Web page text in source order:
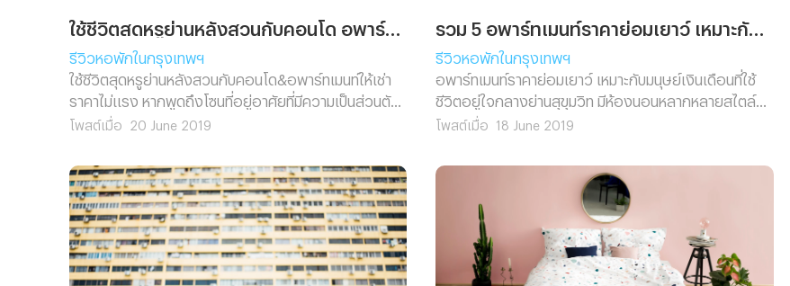
ใช้ชีวิตสุดหรูย่านหลังสวนกับคอนโด อพาร์ทเมนท์ให้เช่าราคาไม่แรง
รีวิวหอพักในกรุงเทพฯ
ใช้ชีวิตสุดหรูย่านหลังสวนกับคอนโด&อพาร์ทเมนท์ให้เช่า
ราคาไม่แรง หากพูดถึงโซนที่อยู่อาศัยที่มีความเป็นส่วนตัว
สูง ค่อนข้างสงบและสะดวกสบายที่สุดในเมือง หลายคนคง
ครึกครื้นและเต็มไปด้วยผู้คน แต่ยังมีอยู่หนึ่งย่านที่ไม่เป็น
เช่นนั้น และนั่นคงเป็นที่ไหนไปไม่ได้นอกจากทำเล“หลังสวน”
หนึ่งในถนนที่เชื่อมต่อย่านธุรกิจเอาไว้ด้วยกันทั้งสุขุมวิท
สาทร สีลม อีกทั้งยังมีเส้นทางคมนาคมทั้งรถไฟฟ้า
ทางด่วน ช่วยอำนวยความสะดวกในการเดินทาง ด้วยเหตุนี้
เองทำเลหลังสวนจึงเต็มไปด้วยการปล่อยเช่าคอนโด และ
โพสต์เมื่อ 20 June 2019
รวม 5 อพาร์ทเมนท์ราคาย่อมเยาว์ เหมาะกับมนุษย์เงินเดือน ใจกลางย่านสุขุมวิท
รีวิวหอพักในกรุงเทพฯ
อพาร์ทเมนท์ราคาย่อมเยาว์ เหมาะกับมนุษย์เงินเดือนที่ใช้
ชีวิตอยู่ใจกลางย่านสุขุมวิท มีห้องนอนหลากหลายสไตล์
ทั้ง Cozy, Minimal, Contemporary, Muji
โพสต์เมื่อ 18 June 2019